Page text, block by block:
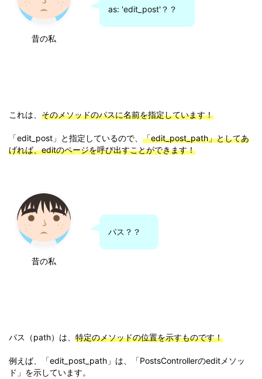
昔の私
as: 'edit_post'？？
これは、 そのメソッドのパスに名前を指定しています！
「edit_post」と指定しているので、 「edit_post_path」としてあ
げれば、editのページを呼び出すことができます！
昔の私
パス？？
パス（path）は、 特定のメソッドの位置を示すものです！
例えば、「edit_post_path」は、「PostsControllerのeditメソッ
ド」を示しています。